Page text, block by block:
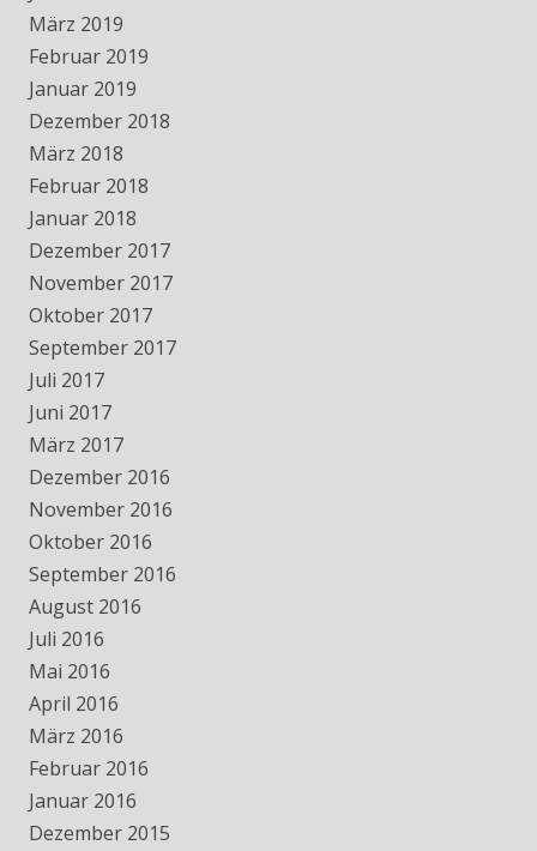
März 2019
Februar 2019
Januar 2019
Dezember 2018
März 2018
Februar 2018
Januar 2018
Dezember 2017
November 2017
Oktober 2017
September 2017
Juli 2017
Juni 2017
März 2017
Dezember 2016
November 2016
Oktober 2016
September 2016
August 2016
Juli 2016
Mai 2016
April 2016
März 2016
Februar 2016
Januar 2016
Dezember 2015